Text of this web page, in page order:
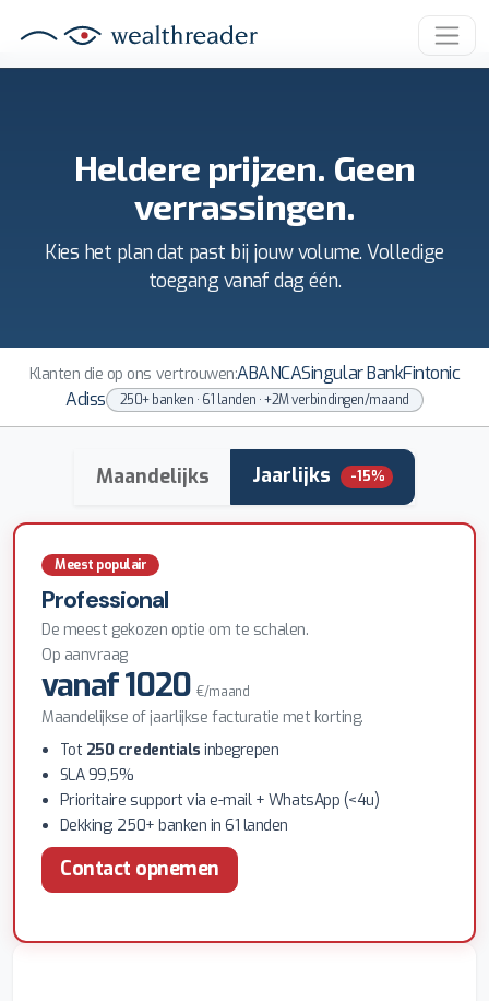
Heldere prijzen. Geen
verrassingen.
Kies het plan dat past bij jouw volume. Volledige
toegang vanaf dag één.
Klanten die op ons vertrouwen:ABANCASingular BankFintonic
Adiss
250+ banken · 61 landen · +2M verbindingen/maand
Maandelijks Jaarlijks -15%
Meest populair
Professional
De meest gekozen optie om te schalen.
Op aanvraag
vanaf 1020€/maand
Maandelijkse of jaarlijkse facturatie met korting.
Tot 250 credentials inbegrepen
SLA 99,5%
Prioritaire support via e-mail + WhatsApp (<4u)
Dekking: 250+ banken in 61 landen
Contact opnemen